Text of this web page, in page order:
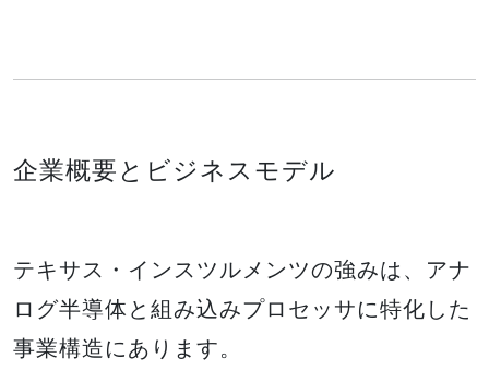
企業概要とビジネスモデル
テキサス・インスツルメンツの強みは、アナ
ログ半導体と組み込みプロセッサに特化した
事業構造にあります。